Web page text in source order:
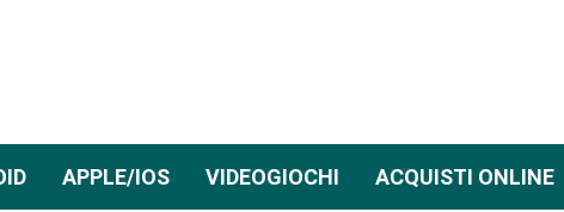
APPLE/IOS VIDEOGIOCHI ACQUISTI ONLINE